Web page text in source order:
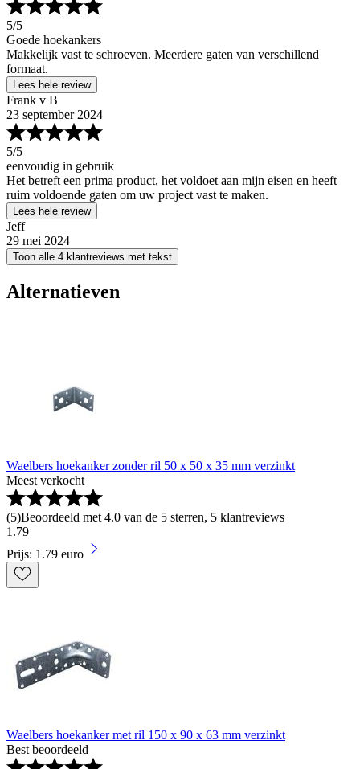
5/5
Goede hoekankers
Makkelijk vast te schroeven. Meerdere gaten van verschillend
formaat.
Lees hele review
Frank v B
23 september 2024
5/5
eenvoudig in gebruik
Het betreft een prima product, het voldoet aan mijn eisen en heeft
ruim voldoende gaten om uw project vast te maken.
Lees hele review
Jeff
29 mei 2024
Toon alle 4 klantreviews met tekst
Alternatieven
Waelbers hoekanker zonder ril 50 x 50 x 35 mm verzinkt
Meest verkocht
(5)Beoordeeld met 4.0 van de 5 sterren, 5 klantreviews
1 .79
Prijs: 1.79 euro
Waelbers hoekanker met ril 150 x 90 x 63 mm verzinkt
Best beoordeeld